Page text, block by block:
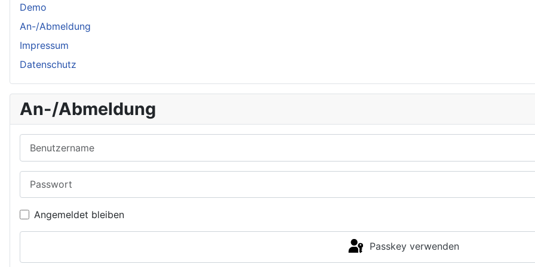
Demo
An-/Abmeldung
Impressum
Datenschutz
An-/Abmeldung
Angemeldet bleiben
Passkey verwenden